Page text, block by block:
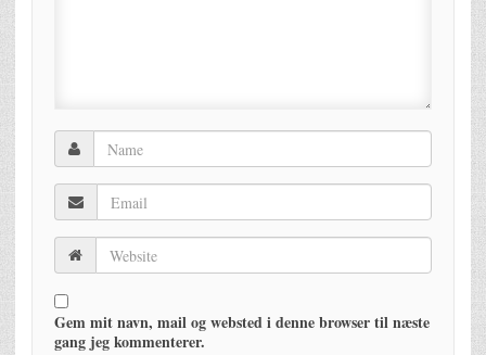
Gem mit navn, mail og websted i denne browser til næste
gang jeg kommenterer.